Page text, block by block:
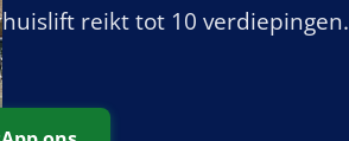
reikt tot 10 verdiepingen.